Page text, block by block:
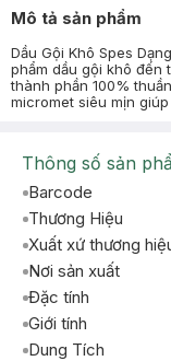
Mô tả sản phẩm
Dầu Gội Khô Spes
phẩm dầu gội khô đến
thành phần 100%
micromet siêu mịn
Thông số sản
Barcode
Thương Hiệu
Xuất xứ thương
Nơi sản xuất
Đặc tính
Giới tính
Dung Tích